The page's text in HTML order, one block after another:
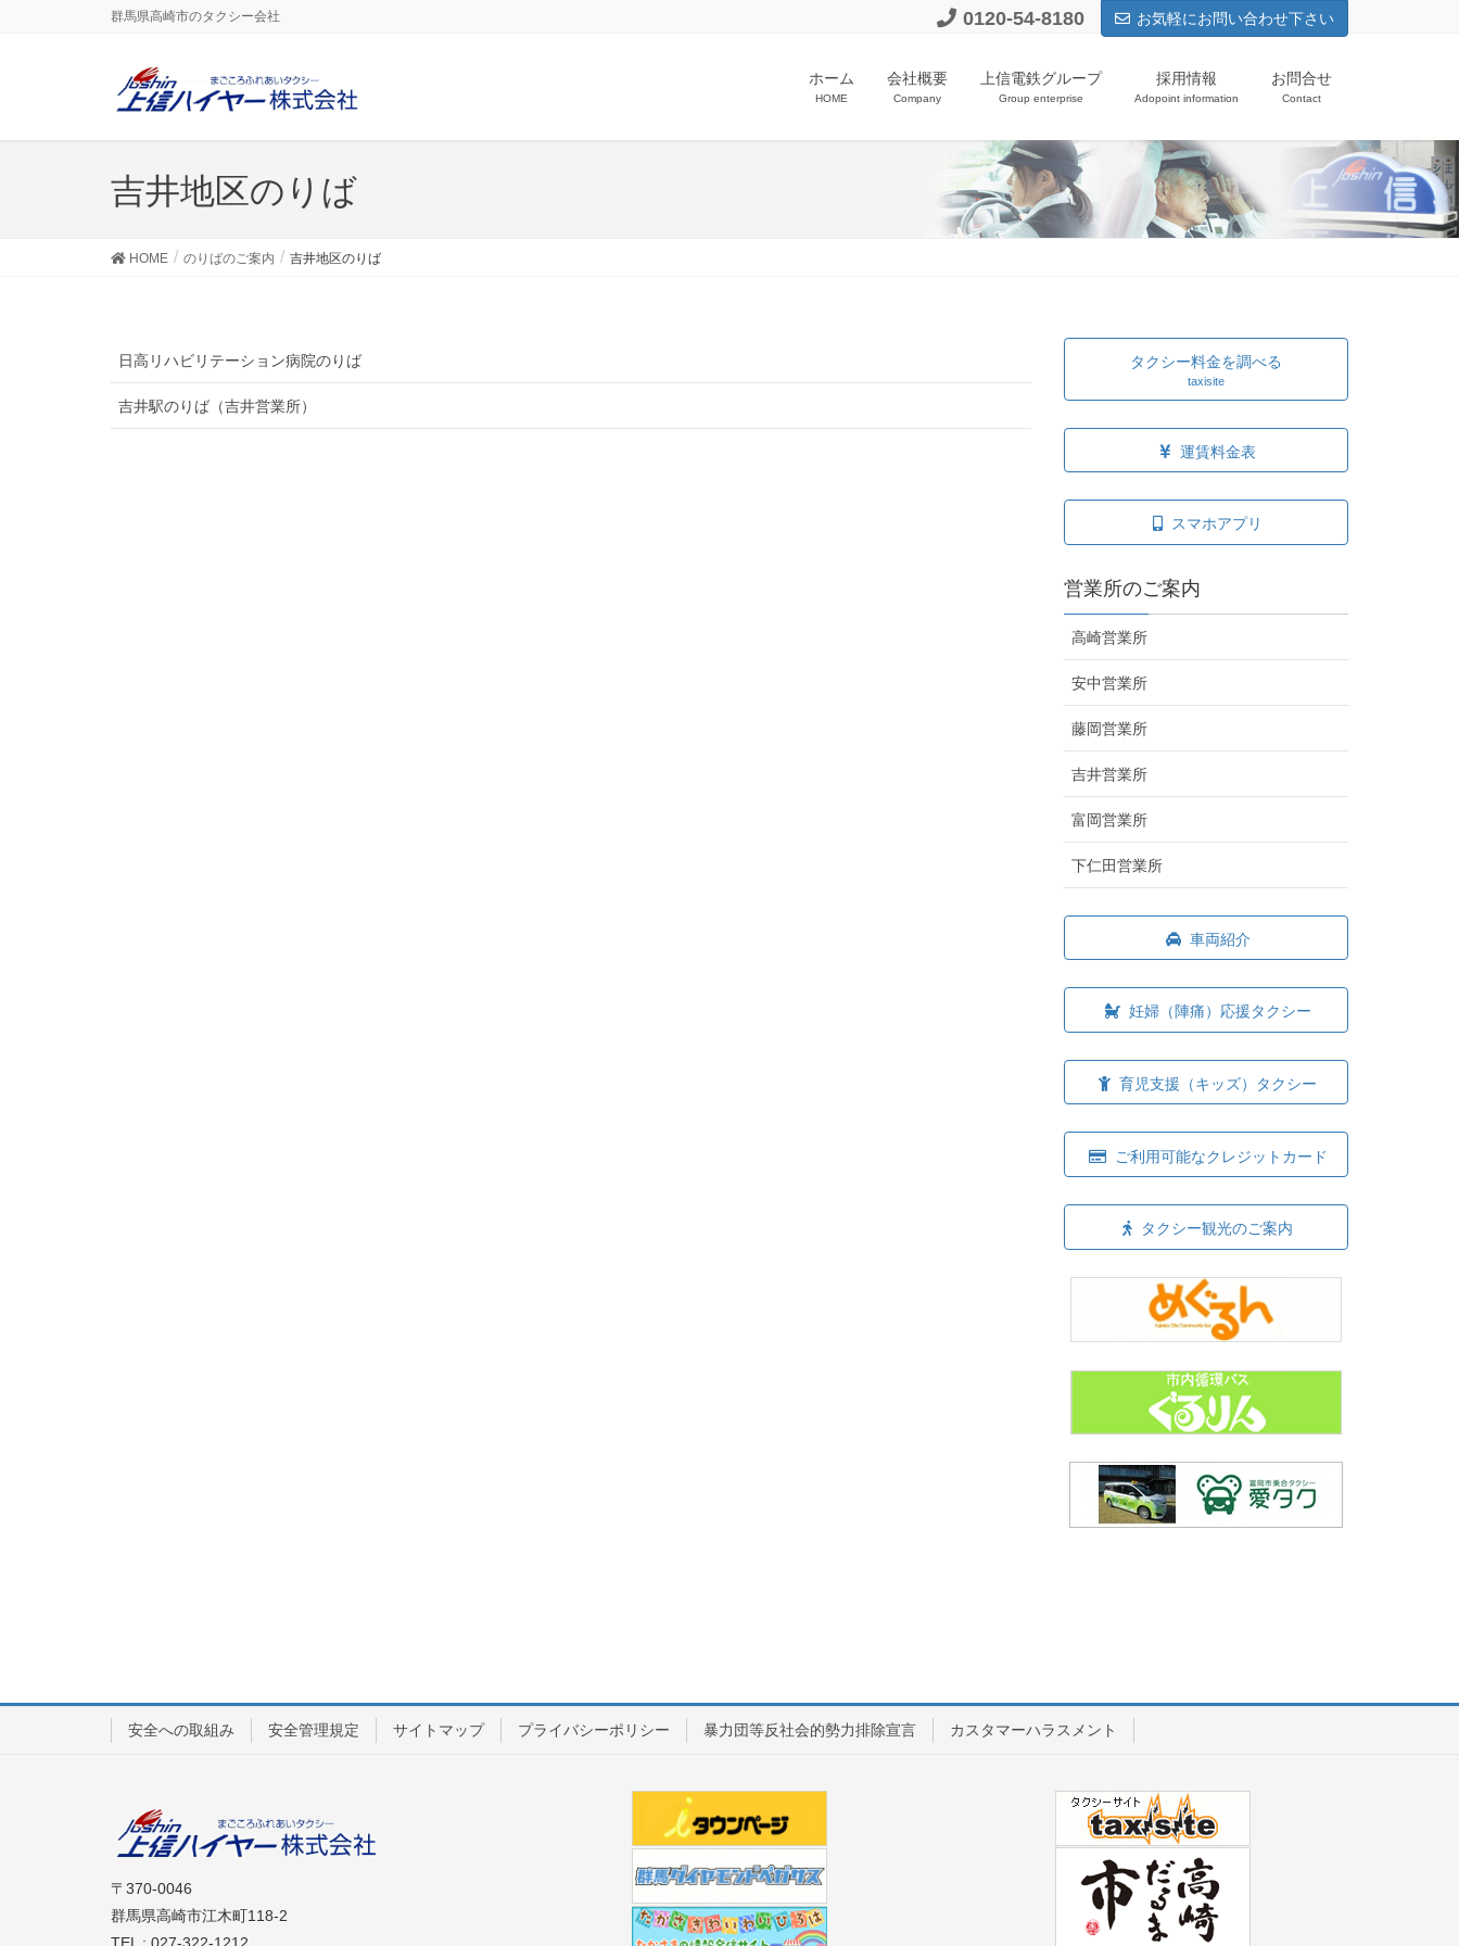
群馬県高崎市のタクシー会社 0120-54-8180 お気軽にお問い合わせ下さい
ホーム
HOME
会社概要
Company
上信電鉄グループ
Group enterprise
採用情報
Adopoint information
お問合せ
Contact
吉井地区のりば
HOME のりばのご案内 吉井地区のりば
日高リハビリテーション病院のりば
吉井駅のりば（吉井営業所）
タクシー料金を調べる
taxisite
運賃料金表
スマホアプリ
営業所のご案内
高崎営業所
安中営業所
藤岡営業所
吉井営業所
富岡営業所
下仁田営業所
車両紹介
妊婦（陣痛）応援タクシー
育児支援（キッズ）タクシー
ご利用可能なクレジットカード
タクシー観光のご案内
安全への取組み 安全管理規定 サイトマップ プライバシーポリシー 暴力団等反社会的勢力排除宣言 カスタマーハラスメント
〒370-0046
群馬県高崎市江木町118-2